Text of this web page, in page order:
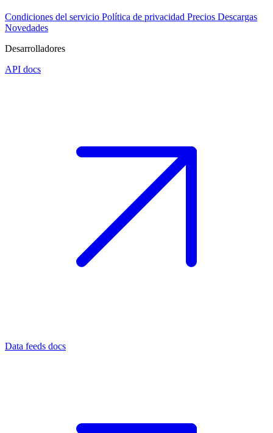
Condiciones del servicio Política de privacidad Precios Descargas
Novedades
Desarrolladores
API docs
Data feeds docs